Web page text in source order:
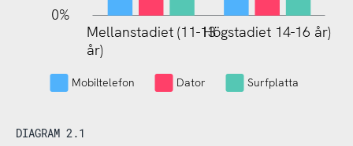
0%
Mellanstadiet (11-13
Mellanstadiet (11-13
år)
Högstadiet 14-16 år)
Mobiltelefon Dator Surfplatta
DIAGRAM 2.1